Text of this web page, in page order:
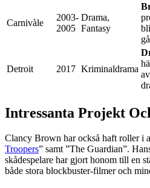
Carnivàle
2003-
2005
Drama,
Fantasy
Detroit 2017 Kriminaldrama
Intressanta Projekt
Clancy Brown har också haft roller i
Troopers” samt ”The Guardian”.
skådespelare har gjort honom till en
både stora blockbuster-filmer och